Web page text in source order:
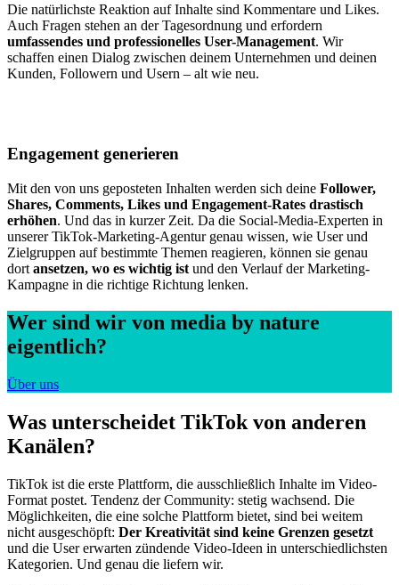
Die natürlichste Reaktion auf Inhalte sind Kommentare und Likes.
Auch Fragen stehen an der Tagesordnung und erfordern
umfassendes und professionelles User-Management. Wir
schaffen einen Dialog zwischen deinem Unternehmen und deinen
Kunden, Followern und Usern – alt wie neu.
Engagement generieren
Mit den von uns geposteten Inhalten werden sich deine Follower,
Shares, Comments, Likes und Engagement-Rates drastisch
erhöhen. Und das in kurzer Zeit. Da die Social-Media-Experten in
unserer TikTok-Marketing-Agentur genau wissen, wie User und
Zielgruppen auf bestimmte Themen reagieren, können sie genau
dort ansetzen, wo es wichtig ist und den Verlauf der Marketing-
Kampagne in die richtige Richtung lenken.
Wer sind wir von media by nature
eigentlich?
Über uns
Was unterscheidet TikTok von anderen
Kanälen?
TikTok ist die erste Plattform, die ausschließlich Inhalte im Video-
Format postet. Tendenz der Community: stetig wachsend. Die
Möglichkeiten, die eine solche Plattform bietet, sind bei weitem
nicht ausgeschöpft: Der Kreativität sind keine Grenzen gesetzt
und die User erwarten zündende Video-Ideen in unterschiedlichsten
Kategorien. Und genau die liefern wir.